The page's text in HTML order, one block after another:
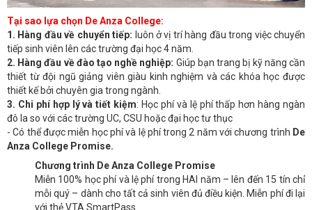
Tại sao lựa chọn De Anza College:
1. Hàng đầu về chuyển tiếp: luôn ở vị trí hàng đầu trong việc chuyển
tiếp sinh viên lên các trường đại học 4 năm.
2. Hàng đầu về đào tạo nghề nghiệp: Giúp bạn trang bị kỹ năng cần
thiết từ đội ngũ giảng viên giàu kinh nghiệm và các khóa học được
thiết kế bởi chuyên gia trong ngành.
3. Chi phí hợp lý và tiết kiệm: Học phí và lệ phí thấp hơn hàng ngàn
đô la so với các trường UC, CSU hoặc đại học tư thục
- Có thể được miễn học phí và lệ phí trong 2 năm với chương trình De
Anza College Promise.
Chương trình De Anza College Promise
Miễn 100% học phí và lệ phí trong HAI năm – lên đến 15 tín chỉ
mỗi quý – dành cho tất cả sinh viên đủ điều kiện. Miễn phí đi lại
với thẻ VTA SmartPass.